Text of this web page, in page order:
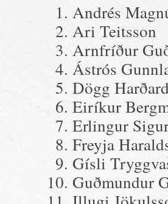
Andrés
Ari Teitsson
Arnfríður
Ástrós
Dögg
Eiríkur
Erlingur
Freyja
Gísli
Guðmundur